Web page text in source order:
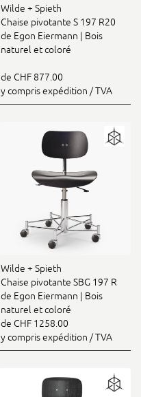
Wilde + Spieth
Chaise pivotante S 197 R20
de Egon Eiermann | Bois
naturel et coloré
de CHF 877.00
y compris expédition / TVA
Wilde + Spieth
Chaise pivotante SBG 197 R
de Egon Eiermann | Bois
naturel et coloré
de CHF 1258.00
y compris expédition / TVA